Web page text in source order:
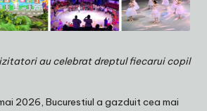
au celebrat dreptul fiecarui copil
2026, Bucurestiul a gazduit cea mai